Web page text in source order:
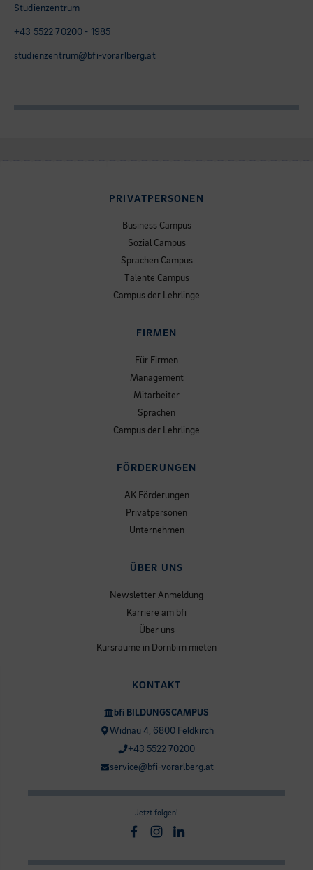
Studienzentrum
+43 5522 70200 - 1985
studienzentrum@bfi-vorarlberg.at
PRIVATPERSONEN
Business Campus
Sozial Campus
Sprachen Campus
Talente Campus
Campus der Lehrlinge
FIRMEN
Für Firmen
Management
Mitarbeiter
Sprachen
Campus der Lehrlinge
FÖRDERUNGEN
AK Förderungen
Privatpersonen
Unternehmen
ÜBER UNS
Newsletter Anmeldung
Karriere am bfi
Über uns
Kursräume in Dornbirn mieten
KONTAKT
bfi BILDUNGSCAMPUS
Widnau 4, 6800 Feldkirch
+43 5522 70200
service@bfi-vorarlberg.at
Jetzt folgen!
Facebook
Instagram
Linkedin